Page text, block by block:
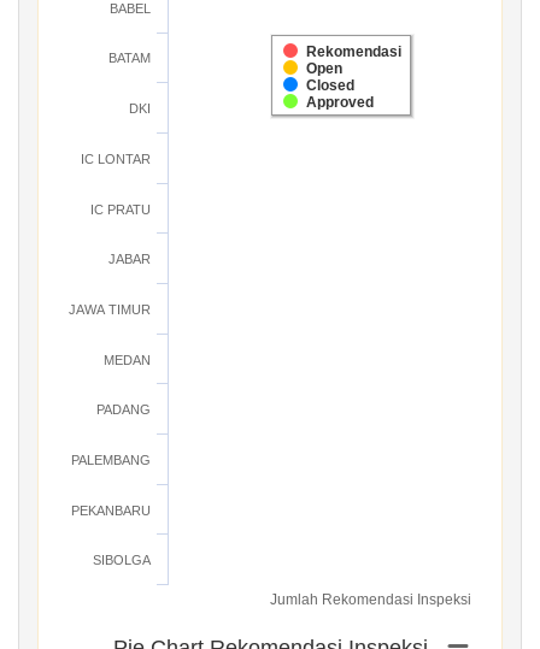
Jumlah Rekomendasi Inspeksi
Rekomendasi
Open
Closed
Approved
BABEL
BATAM
DKI
IC LONTAR
IC PRATU
JABAR
JAWA TIMUR
MEDAN
PADANG
PALEMBANG
PEKANBARU
SIBOLGA